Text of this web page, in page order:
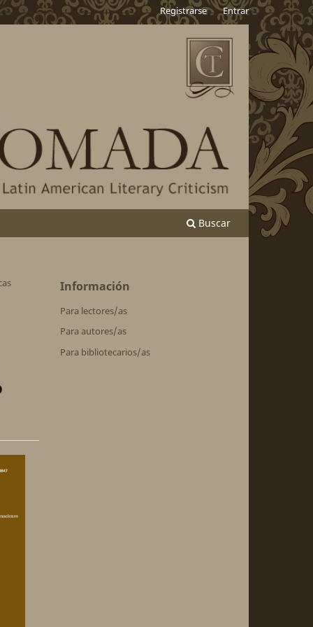
Buscar
Registrarse Entrar
Información
Para lectores/as
Para autores/as
Para bibliotecarios/as